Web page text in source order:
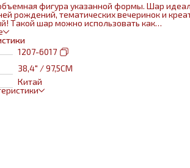
фигура указанной формы. Шар
рождений, тематических вечеринок и
Такой шар можно использовать как
элемент декора или в воздушном
с другими шарами и украшениями. Изготовлен
материалов (полимерная пленка).При
только гелий. Плотная пленка позволит
недели. Размеры указаны в ненадутом
в надутом на 10-20 % меньше.
1207-6017
38,4" / 97,5СМ
Китай